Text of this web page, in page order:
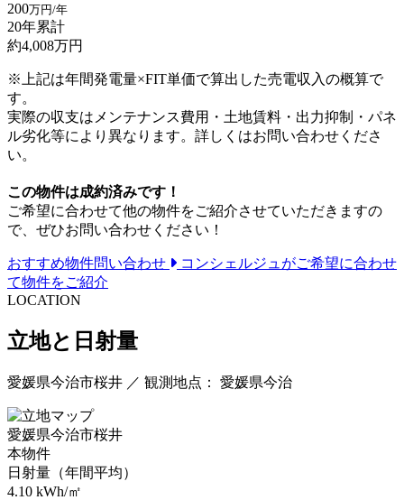
200万円/年
20年累計
約4,008万円
※上記は年間発電量×FIT単価で算出した売電収入の概算で
す。
実際の収支はメンテナンス費用・土地賃料・出力抑制・パネ
ル劣化等により異なります。詳しくはお問い合わせくださ
い。
この物件は成約済みです！
ご希望に合わせて他の物件をご紹介させていただきますの
で、ぜひお問い合わせください！
おすすめ物件問い合わせ
コンシェルジュがご希望に合わせ
て物件をご紹介
LOCATION
立地と日射量
愛媛県今治市桜井 ／ 観測地点： 愛媛県今治
愛媛県今治市桜井
本物件
日射量（年間平均）
4.10 kWh/㎡